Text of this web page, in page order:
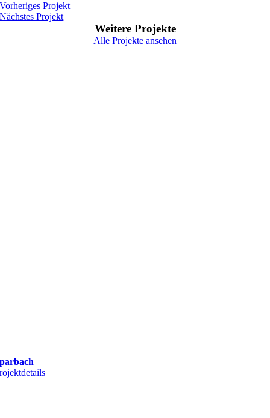
Vorheriges Projekt
Nächstes Projekt
Weitere Projekte
Alle Projekte ansehen